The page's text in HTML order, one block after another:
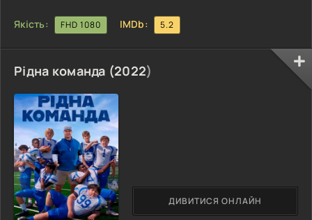
Якість: FHD 1080 IMDb: 5.2
Рідна команда (2022)
ДИВИТИСЯ ОНЛАЙН